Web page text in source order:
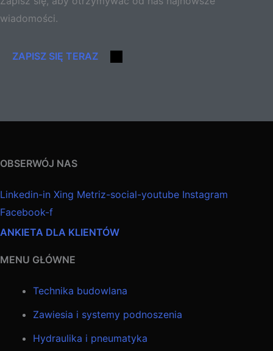
wiadomości.
ZAPISZ SIĘ TERAZ
OBSERWÓJ NAS
Linkedin-in Xing Metriz-social-youtube Instagram
Facebook-f
ANKIETA DLA KLIENTÓW
MENU GŁÓWNE
Technika budowlana
Zawiesia i systemy podnoszenia
Hydraulika i pneumatyka